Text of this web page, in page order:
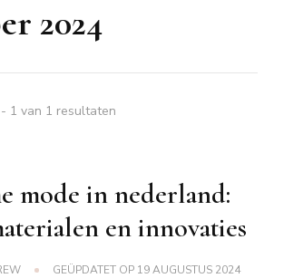
2024
1 van 1 resultaten
mode in nederland:
en innovaties
GEÜPDATET OP 19 AUGUSTUS 2024